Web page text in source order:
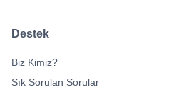
Destek
Biz Kimiz?
Sık Sorulan Sorular